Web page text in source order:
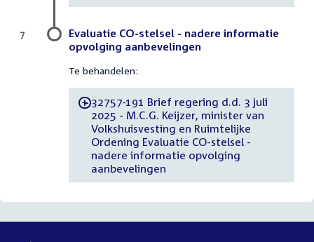
Evaluatie CO-stelsel - nadere informatie
opvolging aanbevelingen
Te behandelen:
-32757-191 Brief regering d.d. 3 juli
2025 - M.C.G. Keijzer, minister van
Volkshuisvesting en Ruimtelijke
Ordening Evaluatie CO-stelsel -
nadere informatie opvolging
aanbevelingen
7